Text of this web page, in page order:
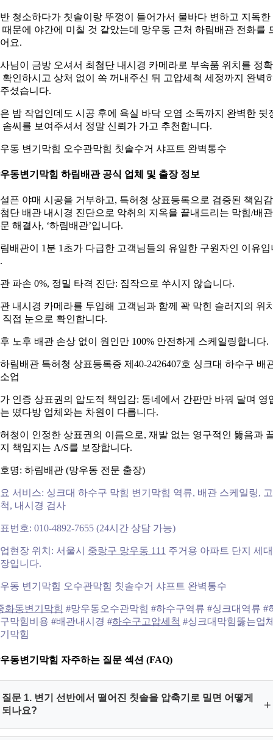
청소하다가 칫솔이랑 뚜껑이 들어가서 물바다 변하고 지독한
때문에 야간에 미칠 것 같았는데 망우동 근처 하림배관 전화를
요.
님이 금방 오셔서 최첨단 내시경 카메라로 부속품 위치를 정
확인하시고 상처 없이 쏙 꺼내주신 뒤 고압세척 세정까지 완벽
셨습니다.
밤 작업인데도 시공 후에 욕실 바닥 오염 소독까지 완벽한 뒷
솜씨를 보여주셔서 정말 신뢰가 가고 추천합니다.
동 변기막힘 오수관막힘 칫솔수거 샤프트 완벽통수
동변기막힘 하림배관 공식 업체 및 출장 정보
픈 야매 시공을 거부하고, 특허청 상표등록으로 검증된 책임
단 배관 내시경 진단으로 악취의 지옥을 끝내드리는 막힘/배관
해결사, ‘하림배관’입니다.
배관이 1분 1초가 다급한 고객님들의 유일한 구원자인 이유입
파손 0%, 정밀 타격 진단: 짐작으로 쑤시지 않습니다.
내시경 카메라를 투입해 고객님과 함께 꽉 막힌 슬러지의 위
직접 눈으로 확인합니다.
노후 배관 손상 없이 원인만 100% 안전하게 스케일링합니다.
인증 상표권의 압도적 책임감: 동네에서 간판만 바꿔 달며 영
떴다방 업체와는 차원이 다릅니다.
청이 인정한 상표권의 이름으로, 재발 없는 영구적인 뚫음과
책임지는 A/S를 보장합니다.
명: 하림배관 (망우동 전문 출장)
서비스: 싱크대 하수구 막힘 변기막힘 역류, 배관 스케일링,
, 내시경 검사
번호: 010-4892-7655 (24시간 상담 가능)
현장 위치: 서울시 중랑구 망우동 111 주거용 아파트 단지 세대
입니다.
동 변기막힘 오수관막힘 칫솔수거 샤프트 완벽통수
화동변기막힘 #망우동오수관막힘 #하수구역류 #싱크대역류 #
막힘비용 #배관내시경 #하수구고압세척 #싱크대막힘뚫는업
막힘
동변기막힘 자주하는 질문 섹션 (FAQ)
질문 1. 변기 선반에서 떨어진 칫솔을 압축기로 밀면 어떻게
되나요?
+